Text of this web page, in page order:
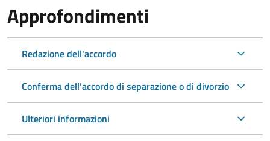
Approfondimenti
Redazione dell'accordo
Conferma dell’accordo di separazione o di divorzio
Ulteriori informazioni